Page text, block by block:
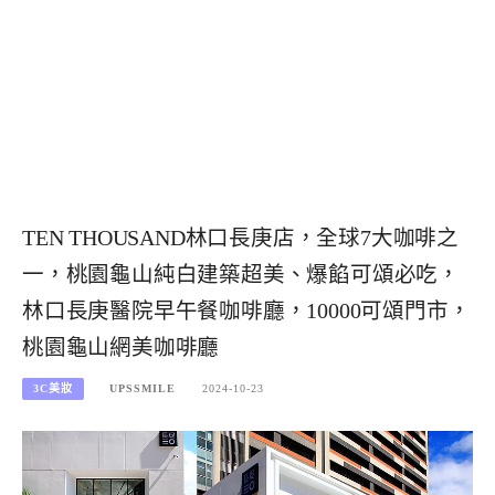
TEN THOUSAND林口長庚店，全球7大咖啡之
一，桃園龜山純白建築超美、爆餡可頌必吃，
林口長庚醫院早午餐咖啡廳，10000可頌門市，
桃園龜山網美咖啡廳
3C美妝 UPSSMILE 2024-10-23